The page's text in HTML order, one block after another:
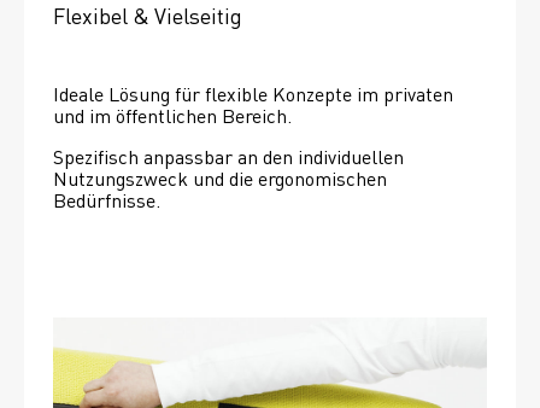
Flexibel & Vielseitig
Ideale Lösung für flexible Konzepte im privaten
und im öffentlichen Bereich.
Spezifisch anpassbar an den individuellen
Nutzungszweck und die ergonomischen
Bedürfnisse.